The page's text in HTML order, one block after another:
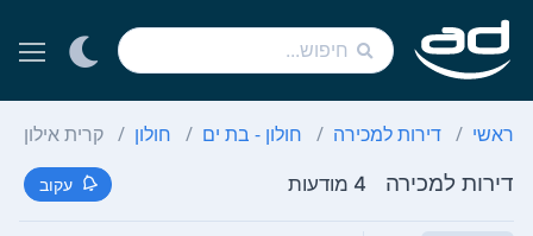
ראשי דירות למכירה חולון - בת ים חולון קרית אילון
דירות למכירה 4 מודעות עקוב